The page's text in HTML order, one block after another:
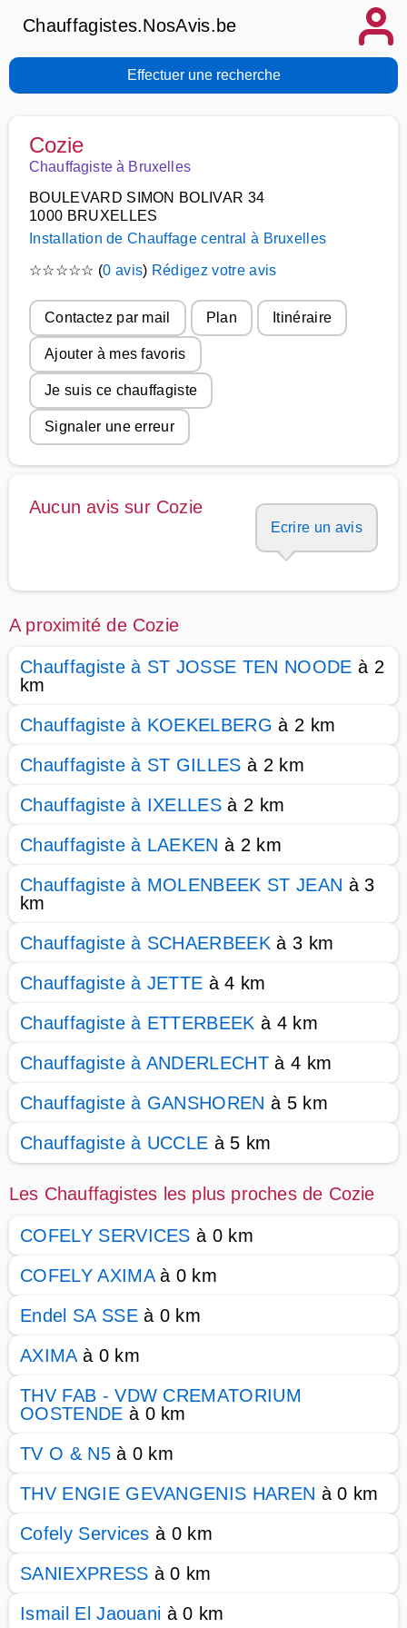
Chauffagistes.NosAvis.be
Effectuer une recherche
Cozie
Chauffagiste à Bruxelles
BOULEVARD SIMON BOLIVAR 34
1000 BRUXELLES
Installation de Chauffage central à Bruxelles
☆☆☆☆☆ (0 avis) Rédigez votre avis
Contactez par mail Plan Itinéraire
Ajouter à mes favoris
Je suis ce chauffagiste
Signaler une erreur
Aucun avis sur Cozie
Ecrire un avis
A proximité de Cozie
Chauffagiste à ST JOSSE TEN NOODE à 2
km
Chauffagiste à KOEKELBERG à 2 km
Chauffagiste à ST GILLES à 2 km
Chauffagiste à IXELLES à 2 km
Chauffagiste à LAEKEN à 2 km
Chauffagiste à MOLENBEEK ST JEAN à 3
km
Chauffagiste à SCHAERBEEK à 3 km
Chauffagiste à JETTE à 4 km
Chauffagiste à ETTERBEEK à 4 km
Chauffagiste à ANDERLECHT à 4 km
Chauffagiste à GANSHOREN à 5 km
Chauffagiste à UCCLE à 5 km
Les Chauffagistes les plus proches de Cozie
COFELY SERVICES à 0 km
COFELY AXIMAà 0 km
Endel SA SSEà 0 km
AXIMAà 0 km
THV FAB - VDW CREMATORIUM
OOSTENDE à 0 km
TV O & N5à 0 km
THV ENGIE GEVANGENIS HAREN à 0 km
Cofely Services à 0 km
SANIEXPRESS à 0 km
Ismail El Jaouani à 0 km